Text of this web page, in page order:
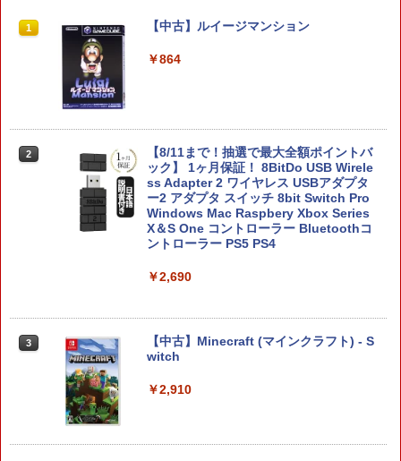
1
任天堂 【Switch2】ゼノブレイド ディフ
witch 2 Edition [NXS-P-AUBQB NSW2
ヨッシーとフカシギの図鑑
￥7,021
￥7,106
1
PS5コントローラー用シリコンケース Pl
ステ5用 シリコンカバー コントローラー
￥580
【楽天1位】【即日発送】PS5 コントロ
ーラー 充電スタンド ps5 DualSense Ed
ge コントローラー 充電器 USB給電式 充
PlayStation5 コントローラー対応 プレ
￥1,980
1 【中古】ルイージマンション
￥864
2
【8/11まで！抽選で最大全額ポイントバ
ック】 1ヶ月保証！ 8BitDo USB Wirele
ss Adapter 2 ワイヤレス USBアダプタ
ー2 アダプタ スイッチ 8bit Switch Pro
Windows Mac Raspbery Xbox Series
X＆S One コントローラー Bluetoothコ
ントローラー PS5 PS4
￥2,690
3
【中古】Minecraft (マインクラフト) - S
witch
￥2,910